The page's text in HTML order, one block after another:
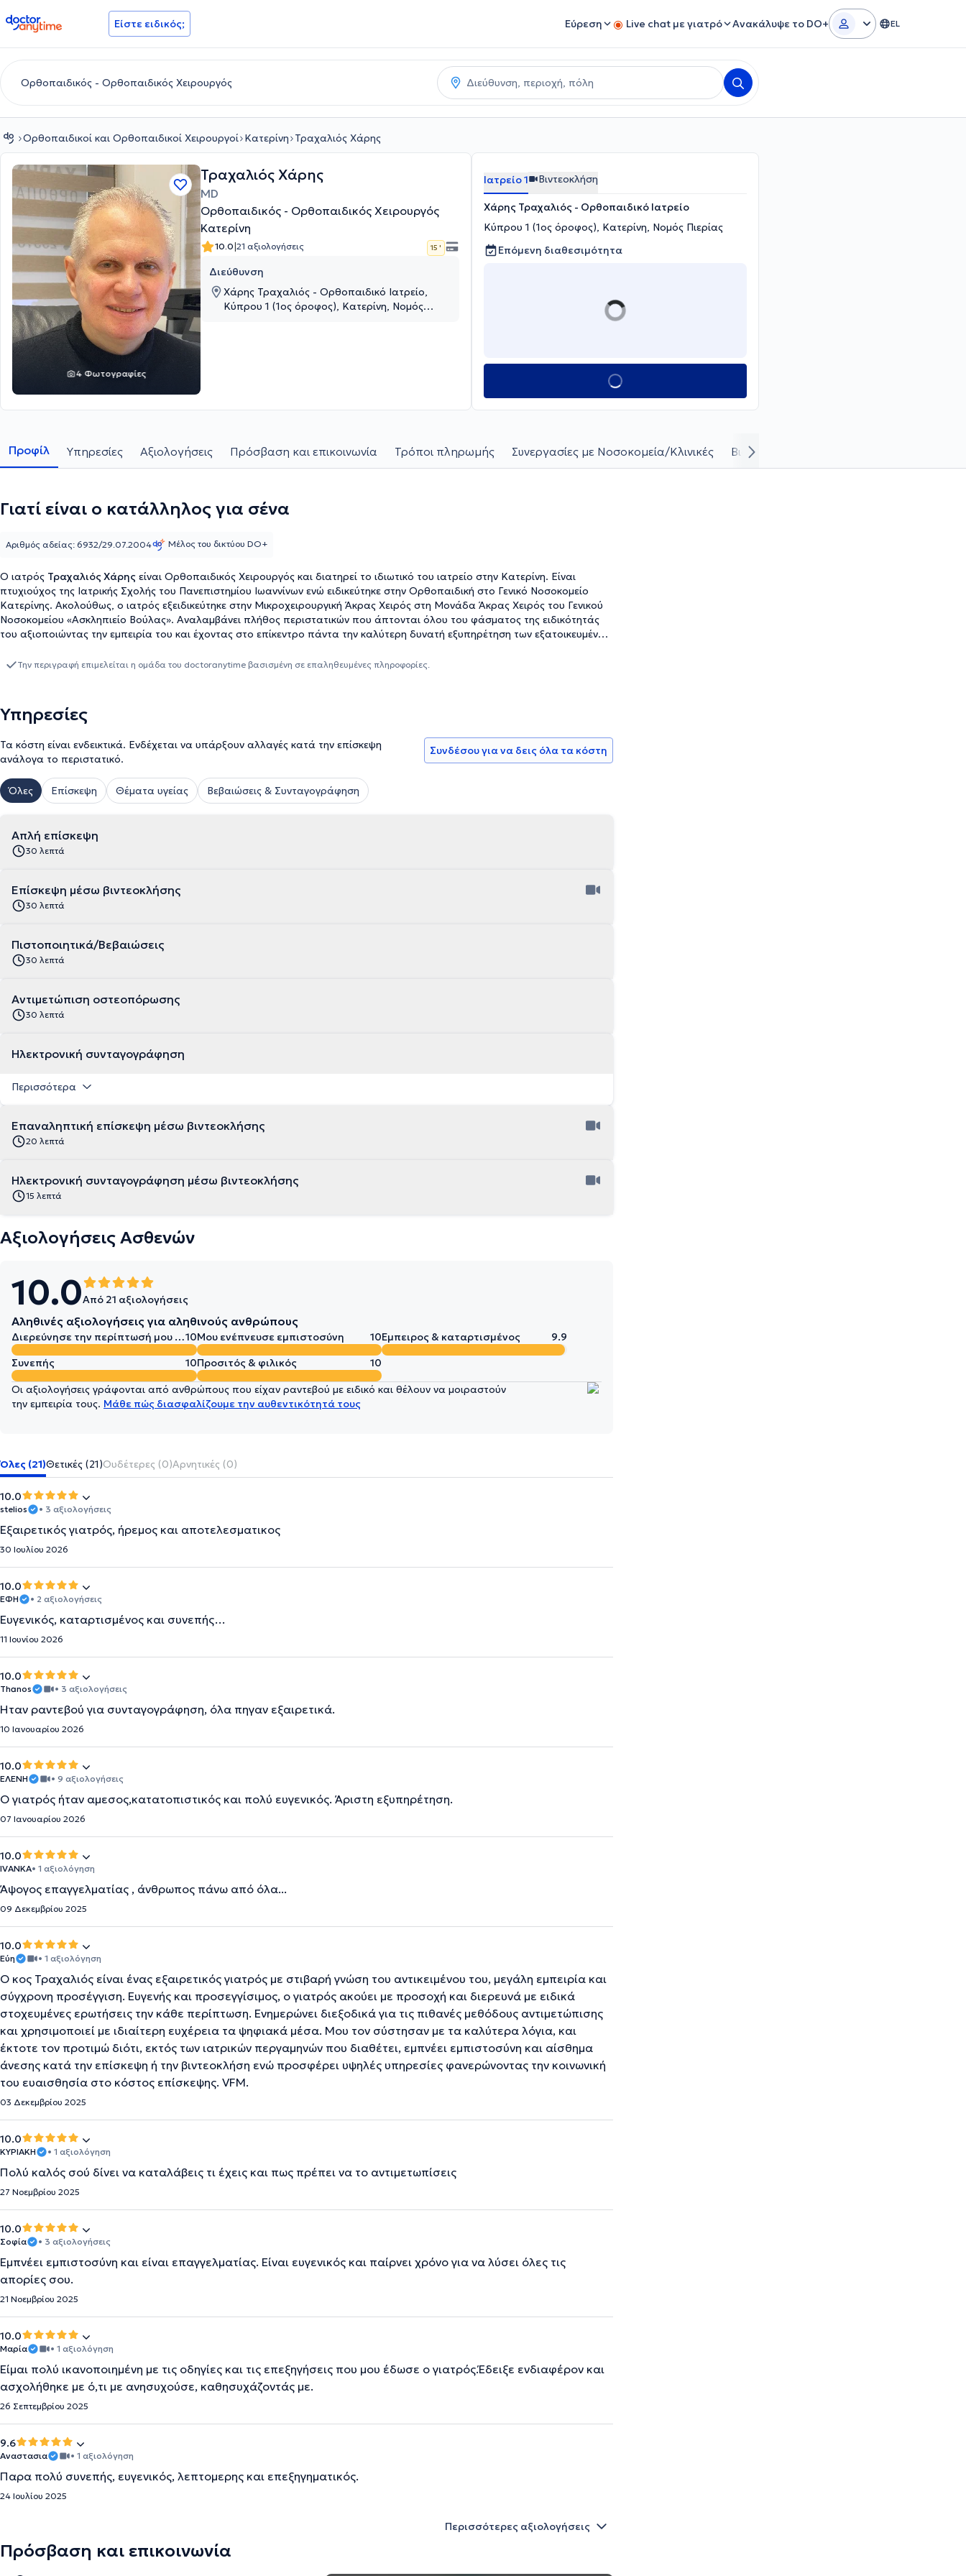
doctoranytime Είστε ειδικός; Εύρεση Live chat με γιατρό Ανακάλυψε το DO+ EL
Ορθοπαιδικοί και Ορθοπαιδικοί Χειρουργοί Κατερίνη Τραχαλιός Χάρης
4 Φωτογραφίες
Τραχαλιός Χάρης
MD
Ορθοπαιδικός - Ορθοπαιδικός Χειρουργός
Κατερίνη
10.0|21 αξιολογήσεις 15 '
Διεύθυνση
Χάρης Τραχαλιός - Ορθοπαιδικό Ιατρείο,
Κύπρου 1 (1ος όροφος), Κατερίνη, Νομός
Ιατρείο 1 Βιντεοκλήση
Χάρης Τραχαλιός - Ορθοπαιδικό Ιατρείο
Κύπρου 1 (1ος όροφος), Κατερίνη, Νομός Πιερίας
Επόμενη διαθεσιμότητα
Προφίλ Υπηρεσίες Αξιολογήσεις Πρόσβαση και επικοινωνία Τρόποι πληρωμής Συνεργασίες με Νοσοκομεία/Κλινικές Βιογραφικό και καριέρα
Γιατί είναι ο κατάλληλος για σένα
Ο ιατρός Τραχαλιός Χάρης είναι Ορθοπαιδικός Χειρουργός και διατηρεί το ιδιωτικό του ιατρείο στην Κατερίνη. Είναι
πτυχιούχος της Ιατρικής Σχολής του Πανεπιστημίου Ιωαννίνων ενώ ειδικεύτηκε στην Ορθοπαιδική στο Γενικό Νοσοκομείο
Κατερίνης. Ακολούθως, ο ιατρός εξειδικεύτηκε στην Μικροχειρουργική Άκρας Χειρός στη Μονάδα Άκρας Χειρός του Γενικού
Νοσοκομείου «Ασκληπιείο Βούλας». Αναλαμβάνει πλήθος περιστατικών που άπτονται όλου του φάσματος της ειδικότητάς
του αξιοποιώντας την εμπειρία του και έχοντας στο επίκεντρο πάντα την καλύτερη δυνατή εξυπηρέτηση των εξατοικευμένων
Αριθμός αδείας: 6932/29.07.2004 Μέλος του δικτύου DO+
Την περιγραφή επιμελείται η ομάδα του doctoranytime βασισμένη σε επαληθευμένες πληροφορίες.
Υπηρεσίες
Τα κόστη είναι ενδεικτικά. Ενδέχεται να υπάρξουν αλλαγές κατά την επίσκεψη
ανάλογα το περιστατικό.
Συνδέσου για να δεις όλα τα κόστη
Όλες Επίσκεψη Θέματα υγείας Βεβαιώσεις & Συνταγογράφηση
Απλή επίσκεψη
30 λεπτά
Επίσκεψη μέσω βιντεοκλήσης
30 λεπτά
Πιστοποιητικά/Βεβαιώσεις
30 λεπτά
Αντιμετώπιση οστεοπόρωσης
30 λεπτά
Ηλεκτρονική συνταγογράφηση
Περισσότερα
Επαναληπτική επίσκεψη μέσω βιντεοκλήσης
20 λεπτά
Ηλεκτρονική συνταγογράφηση μέσω βιντεοκλήσης
15 λεπτά
Αξιολογήσεις Ασθενών
10.0Από 21 αξιολογήσεις
Αληθινές αξιολογήσεις για αληθινούς ανθρώπους
Διερεύνησε την περίπτωσή μου σε βάθος10Μου ενέπνευσε εμπιστοσύνη 10Έμπειρος & καταρτισμένος
9.9
Συνεπής
10Προσιτός & φιλικός 10
Οι αξιολογήσεις γράφονται από ανθρώπους που είχαν ραντεβού με ειδικό και θέλουν να μοιραστούν
την εμπειρία τους. Μάθε πώς διασφαλίζουμε την αυθεντικότητά τους
Όλες (21)Θετικές (21)Ουδέτερες (0)Αρνητικές (0)
10.0
stelios • 3 αξιολογήσεις
Εξαιρετικός γιατρός, ήρεμος και αποτελεσματικος
30 Ιουλίου 2026
10.0
ΕΦΗ • 2 αξιολογήσεις
Ευγενικός, καταρτισμένος και συνεπής…
11 Ιουνίου 2026
10.0
Thanos • 3 αξιολογήσεις
Ηταν ραντεβού για συνταγογράφηση, όλα πηγαν εξαιρετικά.
10 Ιανουαρίου 2026
10.0
ΕΛΕΝΗ • 9 αξιολογήσεις
Ο γιατρός ήταν αμεσος,κατατοπιστικός και πολύ ευγενικός. Άριστη εξυπηρέτηση.
07 Ιανουαρίου 2026
10.0
IVANKA• 1 αξιολόγηση
Άψογος επαγγελματίας , άνθρωπος πάνω από όλα...
09 Δεκεμβρίου 2025
10.0
Eύη • 1 αξιολόγηση
Ο κος Τραχαλιός είναι ένας εξαιρετικός γιατρός με στιβαρή γνώση του αντικειμένου του, μεγάλη εμπειρία και
σύγχρονη προσέγγιση. Ευγενής και προσεγγίσιμος, ο γιατρός ακούει με προσοχή και διερευνά με ειδικά
στοχευμένες ερωτήσεις την κάθε περίπτωση. Ενημερώνει διεξοδικά για τις πιθανές μεθόδους αντιμετώπισης
και χρησιμοποιεί με ιδιαίτερη ευχέρεια τα ψηφιακά μέσα. Μου τον σύστησαν με τα καλύτερα λόγια, και
έκτοτε τον προτιμώ διότι, εκτός των ιατρικών περγαμηνών που διαθέτει, εμπνέει εμπιστοσύνη και αίσθημα
άνεσης κατά την επίσκεψη ή την βιντεοκλήση ενώ προσφέρει υψηλές υπηρεσίες φανερώνοντας την κοινωνική
του ευαισθησία στο κόστος επίσκεψης. VFM.
03 Δεκεμβρίου 2025
10.0
ΚΥΡΙΑΚΗ • 1 αξιολόγηση
Πολύ καλός σού δίνει να καταλάβεις τι έχεις και πως πρέπει να το αντιμετωπίσεις
27 Νοεμβρίου 2025
10.0
Σοφία • 3 αξιολογήσεις
Εμπνέει εμπιστοσύνη και είναι επαγγελματίας. Είναι ευγενικός και παίρνει χρόνο για να λύσει όλες τις
απορίες σου.
21 Νοεμβρίου 2025
10.0
Μαρία • 1 αξιολόγηση
Είμαι πολύ ικανοποιημένη με τις οδηγίες και τις επεξηγήσεις που μου έδωσε ο γιατρός.Έδειξε ενδιαφέρον και
ασχολήθηκε με ό,τι με ανησυχούσε, καθησυχάζοντάς με.
26 Σεπτεμβρίου 2025
9.6
Αναστασια • 1 αξιολόγηση
Παρα πολύ συνεπής, ευγενικός, λεπτομερης και επεξηγηματικός.
24 Ιουλίου 2025
Περισσότερες αξιολογήσεις
Πρόσβαση και επικοινωνία